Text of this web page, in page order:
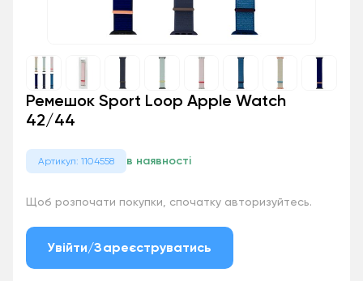
Ремешок Sport Loop Apple Watch
42/44
Артикул: 1104558 в наявності
Щоб розпочати покупки, спочатку авторизуйтесь.
Увійти/Зареєструватись